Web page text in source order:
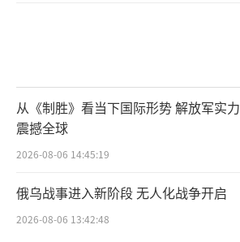
从《制胜》看当下国际形势 解放军实力
震撼全球
2026-08-06 14:45:19
俄乌战事进入新阶段 无人化战争开启
2026-08-06 13:42:48